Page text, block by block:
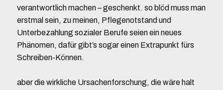
verantwortlich machen – geschenkt. so blöd muss man
erstmal sein, zu meinen, Pflegenotstand und
Unterbezahlung sozialer Berufe seien ein neues
Phänomen, dafür gibt’s sogar einen Extrapunkt fürs
Schreiben-Können.
aber die wirkliche Ursachenforschung, die wäre halt